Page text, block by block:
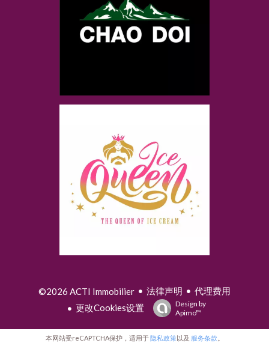
©2026 ACTI Immobilier 法律声明
代理费用
更改Cookies设置
Design by
Apimo™
本网站受reCAPTCHA保护，适用于隐私政策以及 服务条款